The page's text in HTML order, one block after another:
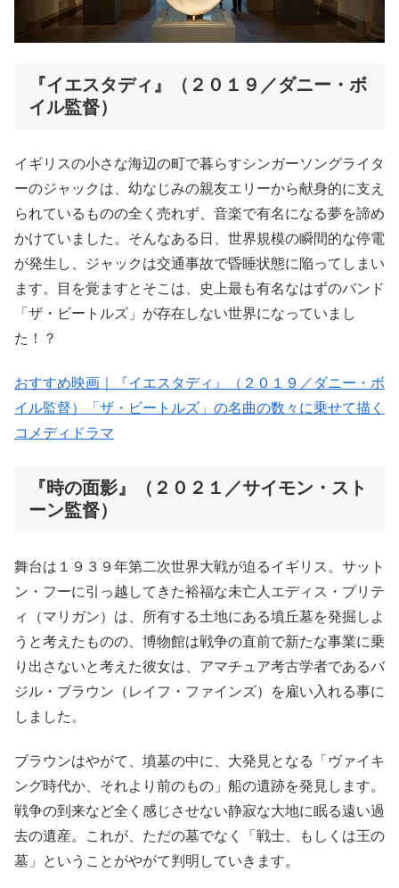
『イエスタディ』（２０１９／ダニー・ボ
イル監督）
イギリスの小さな海辺の町で暮らすシンガーソングライタ
ーのジャックは、幼なじみの親友エリーから献身的に支え
られているものの全く売れず、音楽で有名になる夢を諦め
かけていました。そんなある日、世界規模の瞬間的な停電
が発生し、ジャックは交通事故で昏睡状態に陥ってしまい
ます。目を覚ますとそこは、史上最も有名なはずのバンド
「ザ・ビートルズ」が存在しない世界になっていまし
た！？
おすすめ映画｜『イエスタディ』（２０１９／ダニー・ボ
イル監督）「ザ・ビートルズ」の名曲の数々に乗せて描く
コメディドラマ
『時の面影』（２０２１／サイモン・スト
ーン監督）
舞台は１９３９年第二次世界大戦が迫るイギリス。サット
ン・フーに引っ越してきた裕福な未亡人エディス・プリテ
ィ（マリガン）は、所有する土地にある墳丘墓を発掘しよ
うと考えたものの、博物館は戦争の直前で新たな事業に乗
り出さないと考えた彼女は、アマチュア考古学者であるバ
ジル・ブラウン（レイフ・ファインズ）を雇い入れる事に
しました。
ブラウンはやがて、墳墓の中に、大発見となる「ヴァイキ
ング時代か、それより前のもの」船の遺跡を発見します。
戦争の到来など全く感じさせない静寂な大地に眠る遠い過
去の遺産。これが、ただの墓でなく「戦士、もしくは王の
墓」ということがやがて判明していきます。